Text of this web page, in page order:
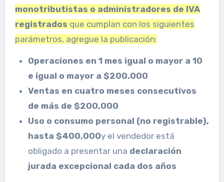
monotributistas o administradores de IVA
registrados que cumplan con los siguientes
parámetros, agregue la publicación:
Operaciones en 1 mes igual o mayor a 10
e igual o mayor a $200.000
Ventas en cuatro meses consecutivos
de más de $200,000
Uso o consumo personal (no registrable),
hasta $400,000y el vendedor está
obligado a presentar una declaración
jurada excepcional cada dos años